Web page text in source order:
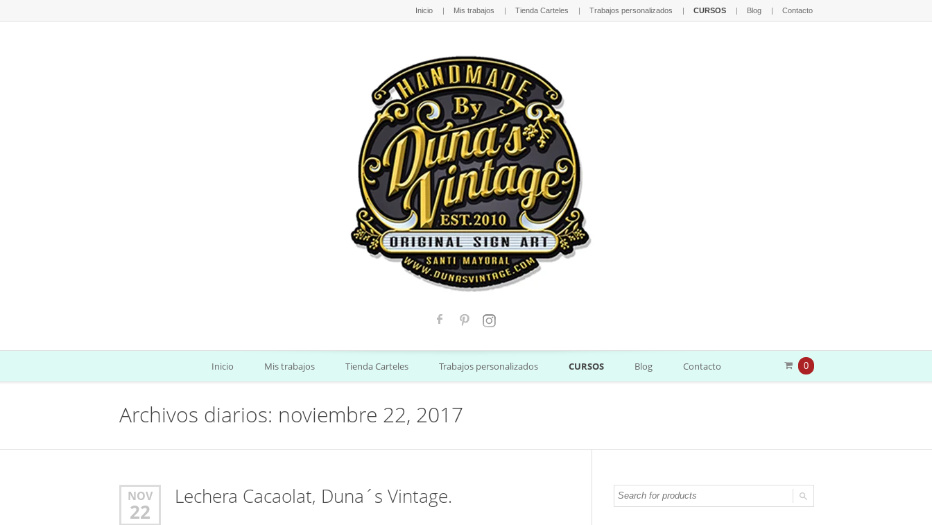
Inicio Mis trabajos Tienda Carteles Trabajos personalizados CURSOS Blog Contacto
0
Inicio Mis trabajos Tienda Carteles Trabajos personalizados CURSOS Blog Contacto
Archivos diarios: noviembre 22, 2017
NOV
22
Lechera Cacaolat, Duna´s Vintage.